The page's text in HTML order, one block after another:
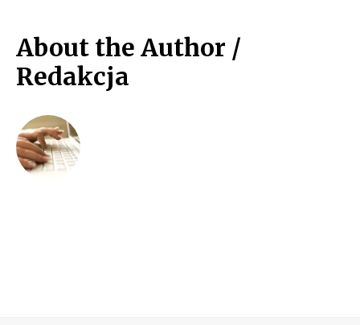
About the Author /
Redakcja